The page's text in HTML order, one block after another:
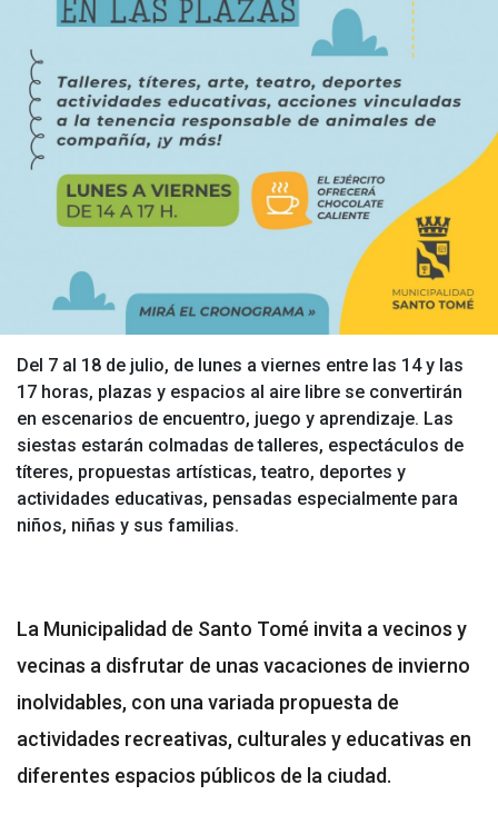
Del 7 al 18 de julio, de lunes a viernes entre las 14 y las
17 horas, plazas y espacios al aire libre se convertirán
en escenarios de encuentro, juego y aprendizaje. Las
siestas estarán colmadas de talleres, espectáculos de
títeres, propuestas artísticas, teatro, deportes y
actividades educativas, pensadas especialmente para
niños, niñas y sus familias.
La Municipalidad de Santo Tomé invita a vecinos y
vecinas a disfrutar de unas vacaciones de invierno
inolvidables, con una variada propuesta de
actividades recreativas, culturales y educativas en
diferentes espacios públicos de la ciudad.